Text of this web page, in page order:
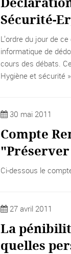
Sécurité-
L’ordre du jour de
informatique de
cours des débats.
Hygiène et sécurité
30 mai 2011
Compte
Ci-dessous le
27 avril 2011
La
quelles